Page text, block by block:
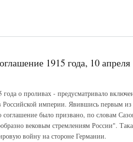
1915 года, 10 апреля
года о проливах - предусматривало
Российской империи. Явившись первым
было призвано, по словам
вековым стремлениям России".
войну на стороне Германии.